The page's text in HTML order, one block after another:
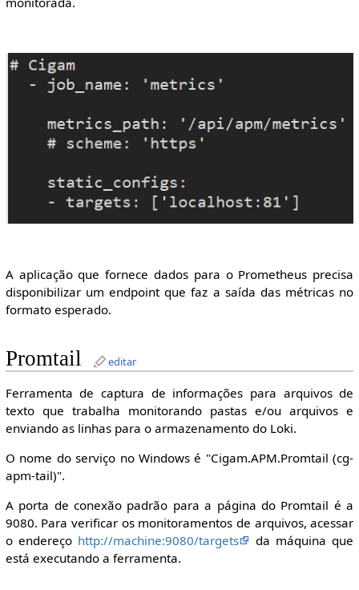
A aplicação que fornece dados para o Prometheus precisa
disponibilizar um endpoint que faz a saída das métricas no
formato esperado.
Promtail editar
Ferramenta de captura de informações para arquivos de
texto que trabalha monitorando pastas e/ou arquivos e
enviando as linhas para o armazenamento do Loki.
O nome do serviço no Windows é "Cigam.APM.Promtail (cg-
apm-tail)".
A porta de conexão padrão para a página do Promtail é a
9080. Para verificar os monitoramentos de arquivos, acessar
o endereço http://machine:9080/targets
da máquina que
está executando a ferramenta.